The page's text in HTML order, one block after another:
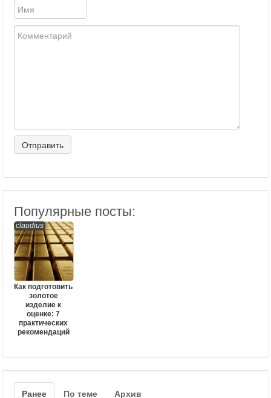
Популярные посты:
claudius
Как подготовить
золотое
изделие к
оценке: 7
практических
рекомендаций
Ранее По теме Архив